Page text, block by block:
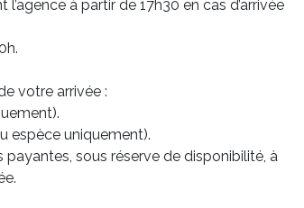
à partir de 17h30 en cas d’arrivée
votre arrivée :
espèce uniquement).
sous réserve de disponibilité, à